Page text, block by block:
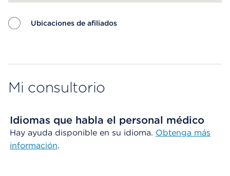
Ubicaciones de afiliados
Mi consultorio
Idiomas que habla el personal médico
Hay ayuda disponible en su idioma. Obtenga más
información.